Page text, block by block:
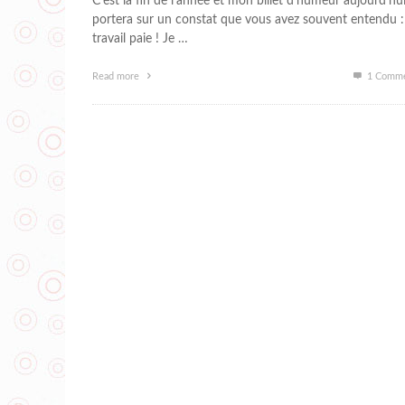
portera sur un constat que vous avez souvent entendu
travail paie ! Je …
Read more 1